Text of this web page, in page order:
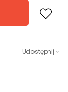
Udostępnij